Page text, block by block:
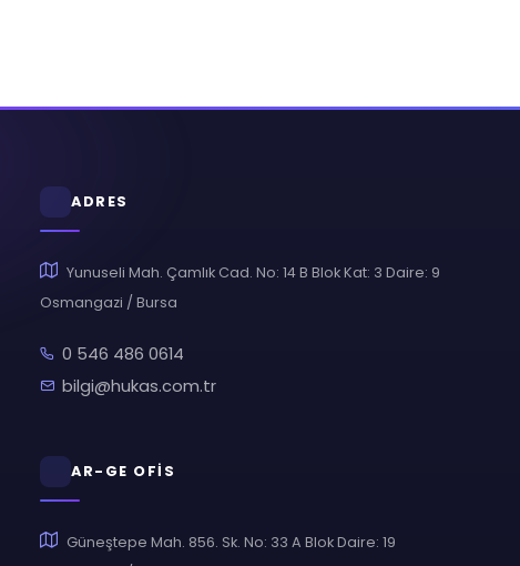
ADRES
Yunuseli Mah. Çamlık Cad. No: 14 B Blok Kat: 3 Daire: 9
Osmangazi / Bursa
0 546 486 0614
bilgi@hukas.com.tr
AR-GE OFİS
Güneştepe Mah. 856. Sk. No: 33 A Blok Daire: 19